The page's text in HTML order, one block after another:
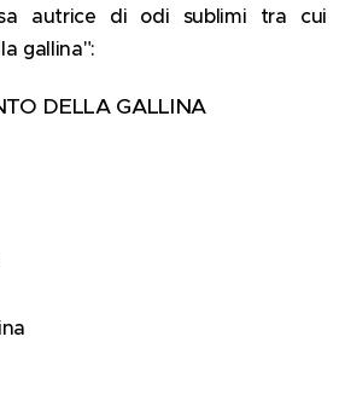
autrice di odi sublimi tra cui
gallina":
DELLA GALLINA